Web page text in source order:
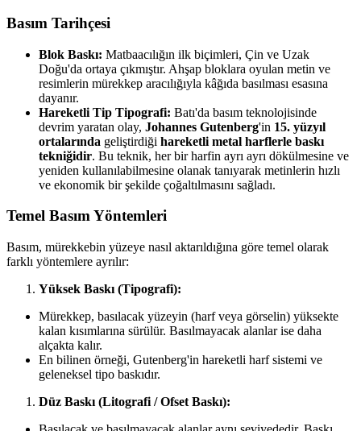
Basım Tarihçesi
Blok Baskı: Matbaacılığın ilk biçimleri, Çin ve Uzak
Doğu'da ortaya çıkmıştır. Ahşap bloklara oyulan metin ve
resimlerin mürekkep aracılığıyla kâğıda basılması esasına
dayanır.
Hareketli Tip Tipografi: Batı'da basım teknolojisinde
devrim yaratan olay, Johannes Gutenberg'in 15. yüzyıl
ortalarında geliştirdiği hareketli metal harflerle baskı
tekniğidir. Bu teknik, her bir harfin ayrı ayrı dökülmesine ve
yeniden kullanılabilmesine olanak tanıyarak metinlerin hızlı
ve ekonomik bir şekilde çoğaltılmasını sağladı.
Temel Basım Yöntemleri
Basım, mürekkebin yüzeye nasıl aktarıldığına göre temel olarak
farklı yöntemlere ayrılır:
Yüksek Baskı (Tipografi):
Mürekkep, basılacak yüzeyin (harf veya görselin) yüksekte
kalan kısımlarına sürülür. Basılmayacak alanlar ise daha
alçakta kalır.
En bilinen örneği, Gutenberg'in hareketli harf sistemi ve
geleneksel tipo baskıdır.
Düz Baskı (Litografi / Ofset Baskı):